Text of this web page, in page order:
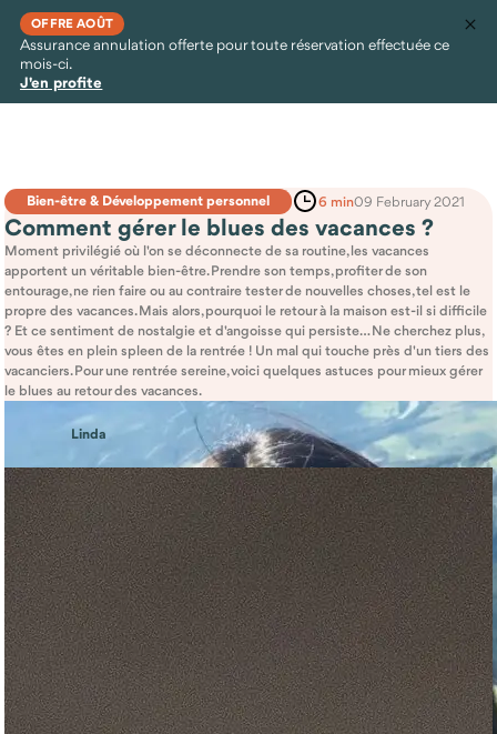
OFFRE AOÛT
Assurance annulation offerte pour toute réservation effectuée ce
mois-ci.
J'en profite
Bien-être & Développement personnel 6 min09 February 2021
Comment gérer le blues des vacances ?
Moment privilégié où l'on se déconnecte de sa routine, les vacances
apportent un véritable bien-être. Prendre son temps, profiter de son
entourage, ne rien faire ou au contraire tester de nouvelles choses, tel est le
propre des vacances. Mais alors, pourquoi le retour à la maison est-il si difficile
? Et ce sentiment de nostalgie et d'angoisse qui persiste… Ne cherchez plus,
vous êtes en plein spleen de la rentrée ! Un mal qui touche près d'un tiers des
vacanciers. Pour une rentrée sereine, voici quelques astuces pour mieux gérer
le blues au retour des vacances.
Linda